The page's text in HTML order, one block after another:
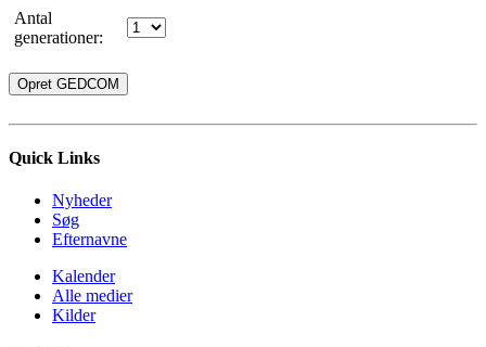
Antal
generationer:
Quick Links
Nyheder
Søg
Efternavne
Kalender
Alle medier
Kilder